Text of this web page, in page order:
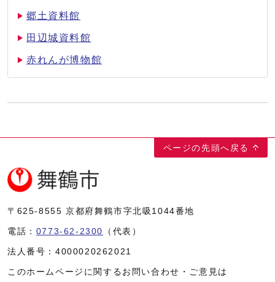
郷土資料館
田辺城資料館
赤れんが博物館
ページの先頭へ戻る
〒625-8555 京都府舞鶴市字北吸1044番地
電話： 0773-62-2300 （代表）
法人番号： 4000020262021
このホームページに関するお問い合わせ・ご意見は